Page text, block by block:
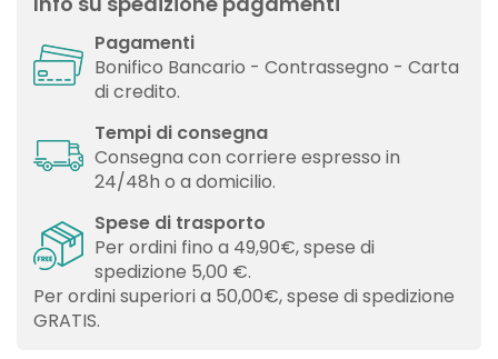
Pagamenti
Bonifico Bancario - Contrassegno - Carta
di credito.
Tempi di consegna
Consegna con corriere espresso in
24/48h o a domicilio.
Spese di trasporto
Per ordini fino a 49,90€, spese di
spedizione 5,00 €.
Per ordini superiori a 50,00€, spese di spedizione
GRATIS.